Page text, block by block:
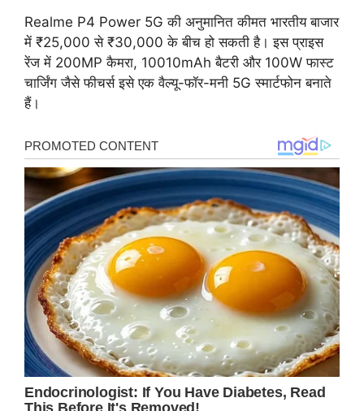
Realme P4 Power 5G की अनुमानित कीमत भारतीय बाजार
में ₹25,000 से ₹30,000 के बीच हो सकती है। इस प्राइस
रेंज में 200MP कैमरा, 10010mAh बैटरी और 100W फास्ट
चार्जिंग जैसे फीचर्स इसे एक वैल्यू-फॉर-मनी 5G स्मार्टफोन बनाते
हैं।